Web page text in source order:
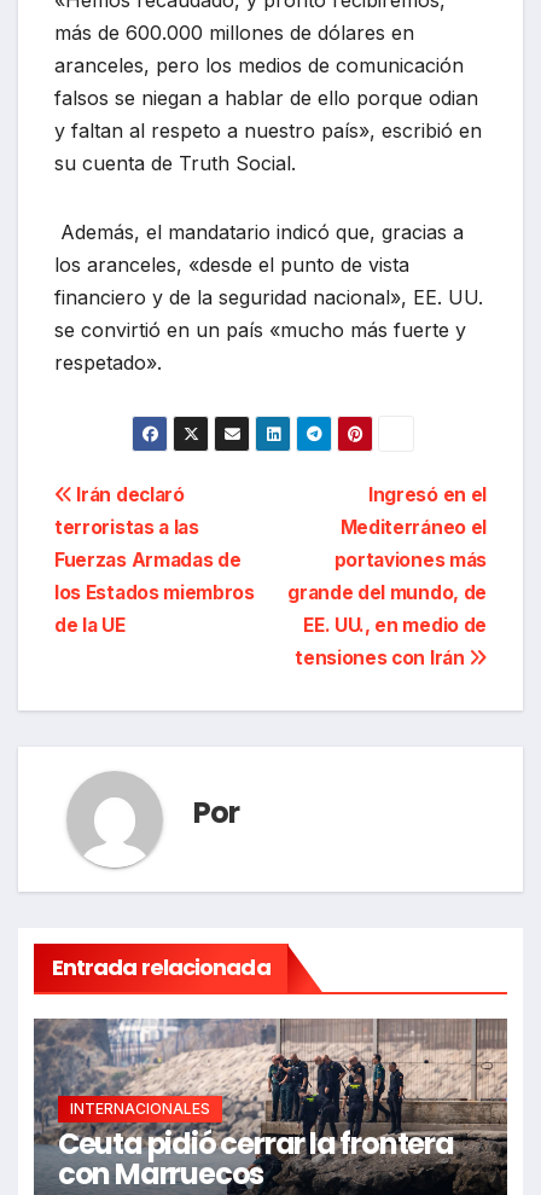
más de 600.000 millones de dólares en
aranceles, pero los medios de comunicación
falsos se niegan a hablar de ello porque odian
y faltan al respeto a nuestro país», escribió en
su cuenta de Truth Social.
Además, el mandatario indicó que, gracias a
los aranceles, «desde el punto de vista
financiero y de la seguridad nacional», EE. UU.
se convirtió en un país «mucho más fuerte y
respetado».
Navegación
de
entradas
Ingresó en el
Mediterráneo el
portaviones más
grande del mundo, de
EE. UU., en medio de
tensiones con Irán
Irán declaró
terroristas a las
Fuerzas Armadas de
los Estados miembros
de la UE
Por
Entrada relacionada
INTERNACIONALES
Ceuta pidió cerrar la frontera
con Marruecos